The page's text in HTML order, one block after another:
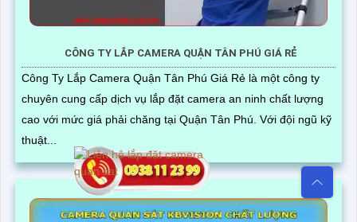
CÔNG TY LẮP CAMERA QUẬN TÂN PHÚ GIÁ RẺ
Công Ty Lắp Camera Quận Tân Phú Giá Rẻ là một công ty
chuyên cung cấp dịch vụ lắp đặt camera an ninh chất lượng
cao với mức giá phải chăng tại Quận Tân Phú. Với đội ngũ kỹ
thuật...